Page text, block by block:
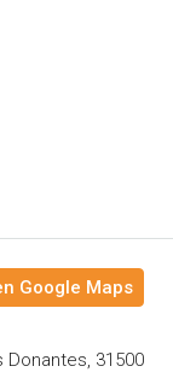
Google Maps
Donantes, 31500